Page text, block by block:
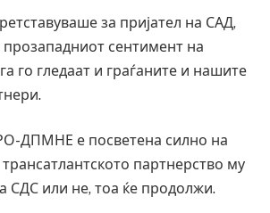
за пријател на САД,
сентимент на
го гледаат и граѓаните и нашите
ДПМНЕ е посветена силно на
партнерство му
СДС или не, тоа ќе продолжи.